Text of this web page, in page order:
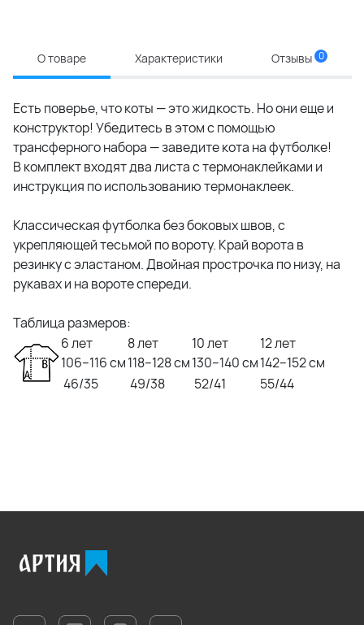
О товаре Характеристики Отзывы 0
Есть поверье, что коты — это жидкость. Но они еще и
конструктор! Убедитесь в этом с помощью
трансферного набора — заведите кота на футболке!
В комплект входят два листа с термонаклейками и
инструкция по использованию термонаклеек.
Классическая футболка без боковых швов, с
укрепляющей тесьмой по вороту. Край ворота в
резинку с эластаном. Двойная прострочка по низу, на
рукавах и на вороте спереди.
Таблица размеров:
6 лет
106–116 см
8 лет
118–128 см
10 лет
130–140 см
12 лет
142–152 см
46/35
49/38 52/41 55/44